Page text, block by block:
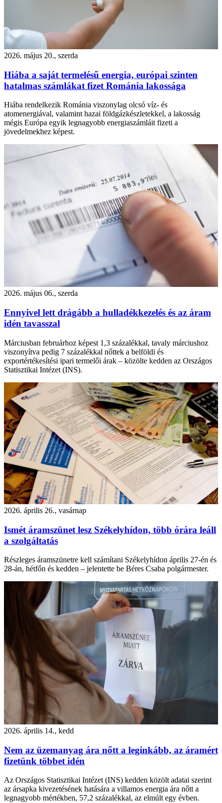
2026. május 20., szerda
Hiába a saját termelésű energia, európai szinten
hatalmas számlákat fizet Románia lakossága
Hiába rendelkezik Románia viszonylag olcsó víz- és
atomenergiával, valamint hazai földgázkészletekkel, a lakosság
mégis Európa egyik legnagyobb energiaszámláit fizeti a
jövedelmekhez képest.
2026. május 06., szerda
Ennyivel lett drágább a hulladékkezelés és az áram
idén tavasszal
Márciusban februárhoz képest 1,3 százalékkal, tavaly márciushoz
viszonyítva pedig 7 százalékkal nőttek a belföldi és
exportértékesítési ipari termelői árak – közölte kedden az Országos
Statisztikai Intézet (INS).
2026. április 26., vasárnap
Ismét áramszünet lesz Székelyhídon, több órára leáll
a szolgáltatás
Részleges áramszünetre kell számítani Székelyhídon április 27-én és
28-án, hétfőn és kedden – jelentette be Béres Csaba polgármester.
2026. április 14., kedd
Nem az üzemanyag ára nőtt a leginkább, az áramért
fizetünk többet idén
Az Országos Statisztikai Intézet (INS) kedden közölt adatai szerint
az ársapka kivezetésének hatására a villamos energia ára nőtt a
legnagyobb mértékben, 57,2 százalékkal, az elmúlt egy évben.